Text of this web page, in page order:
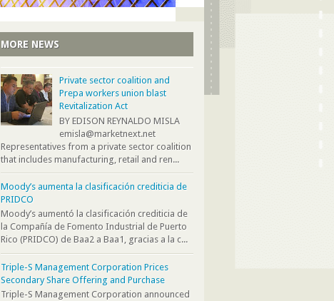
MORE NEWS
Private sector coalition and
Prepa workers union blast
Revitalization Act
BY EDISON REYNALDO MISLA
emisla@marketnext.net
Representatives from a private sector coalition
that includes manufacturing, retail and ren...
Moody’s aumenta la clasificación crediticia de
PRIDCO
Moody’s aumentó la clasificación crediticia de
la Compañía de Fomento Industrial de Puerto
Rico (PRIDCO) de Baa2 a Baa1, gracias a la c...
Triple-S Management Corporation Prices
Secondary Share Offering and Purchase
Triple-S Management Corporation announced